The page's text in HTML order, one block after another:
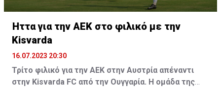
Ήττα για την ΑΕΚ στο φιλικό με την
Kisvarda
16.07.2023 20:30
Τρίτο φιλικό για την ΑΕΚ στην Αυστρία απέναντι
στην Kisvarda FC από την Ουγγαρία. Η ομάδα της